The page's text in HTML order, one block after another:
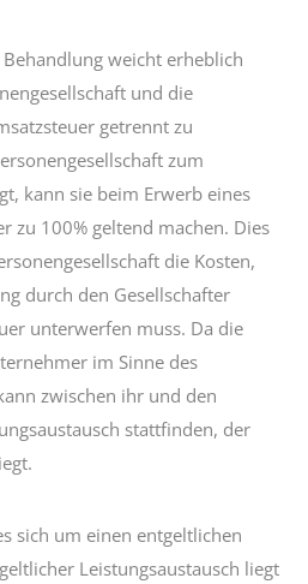
Behandlung weicht erheblich
und die
getrennt zu
zum
kann sie beim Erwerb eines
zu 100% geltend machen. Dies
die Kosten,
durch den Gesellschafter
unterwerfen muss. Da die
im Sinne des
zwischen ihr und den
stattfinden, der
sich um einen entgeltlichen
Leistungsaustausch liegt